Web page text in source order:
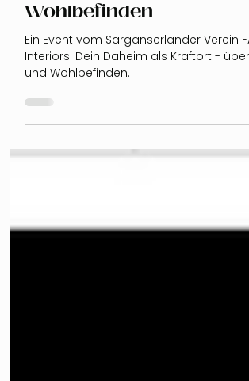
Event: Das Zuhause
machen - Interior
Wohlbefinden
Interiors: Dein Daheim als Kraftort - über
und Wohlbefinden.